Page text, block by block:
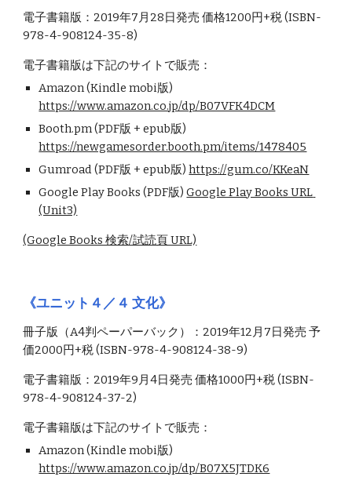
電子書籍版：2019年7月28日発売 価格1200円+税 (ISBN-
978-4-908124-35-8)
電子書籍版は下記のサイトで販売：
https://www.amazon.co.jp/dp/B07VFK4DCM
https://newgamesorder.booth.pm/items/1478405
Gumroad (PDF版 + epub版) https://gum.co/KKeaN
Google Play Books (PDF版) Google Play Books URL
(Unit3)
(Google Books 検索/試読頁 URL)
《ユニット４／４ 文化》
冊子版（A4判ペーパーバック）：2019年12月7日発売 予
価2000円+税 (ISBN-978-4-908124-38-9)
電子書籍版：2019年9月4日発売 価格1000円+税 (ISBN-
978-4-908124-37-2)
電子書籍版は下記のサイトで販売：
https://www.amazon.co.jp/dp/B07X5JTDK6